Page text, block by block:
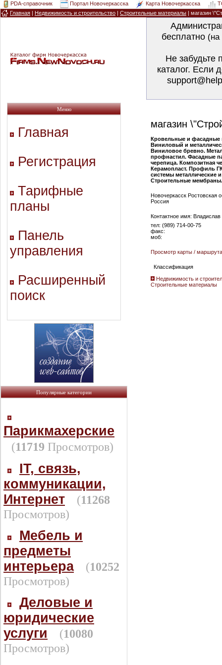
PDA-справочник Портал Новочеркасска Карта Новочеркасска
Главная | Недвижимость и строительство | Строительные материалы | магазин
бесплатно
Не забудьте
каталог. Если
Меню
Главная
Регистрация
Тарифные
планы
Панель
управления
Расширенный
поиск
Популярные категории
Парикмахерские
(11719 Просмотров)
IT, связь,
коммуникации,
Интернет
(11268
Просмотров)
Мебель и
предметы
интерьера
(10252
Просмотров)
Деловые и
юридические
услуги
(10080
Просмотров)
магазин
Кровельные и фасадные
Виниловый и
Виниловое бревно.
профнастил. Фасадные
черепица. Композитная
Керамопласт. Профиль
системы металлические
Строительные
Новочеркасск Ростовская
Россия
Контактное имя: Владислав
тел: (989) 714-00-75
факс:
моб:
Просмотр карты / маршрута
Классификация
Недвижимость и
Строительные материалы